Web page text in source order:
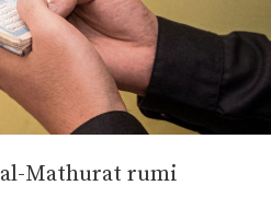
Mathurat rumi